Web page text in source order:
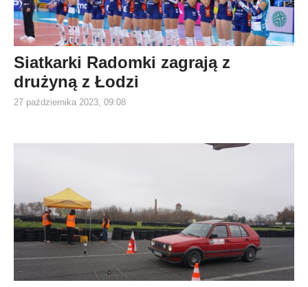
Siatkarki Radomki zagrają z
drużyną z Łodzi
27 października 2023, 09:08